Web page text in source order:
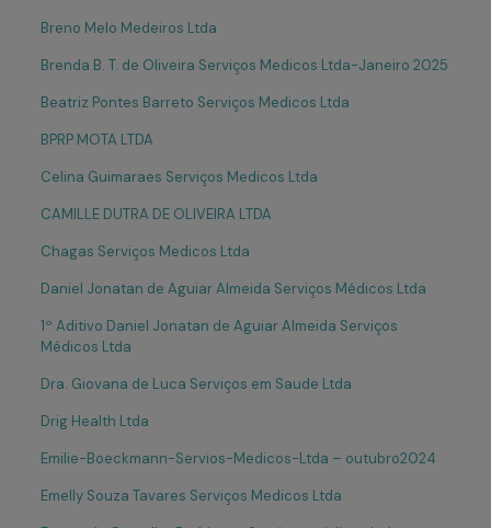
Breno Melo Medeiros Ltda
Brenda B. T. de Oliveira Serviços Medicos Ltda-Janeiro 2025
Beatriz Pontes Barreto Serviços Medicos Ltda
BPRP MOTA LTDA
Celina Guimaraes Serviços Medicos Ltda
CAMILLE DUTRA DE OLIVEIRA LTDA
Chagas Serviços Medicos Ltda
Daniel Jonatan de Aguiar Almeida Serviços Médicos Ltda
1º Aditivo Daniel Jonatan de Aguiar Almeida Serviços
Médicos Ltda
Dra. Giovana de Luca Serviços em Saude Ltda
Drig Health Ltda
Emilie-Boeckmann-Servios-Medicos-Ltda – outubro2024
Emelly Souza Tavares Serviços Medicos Ltda